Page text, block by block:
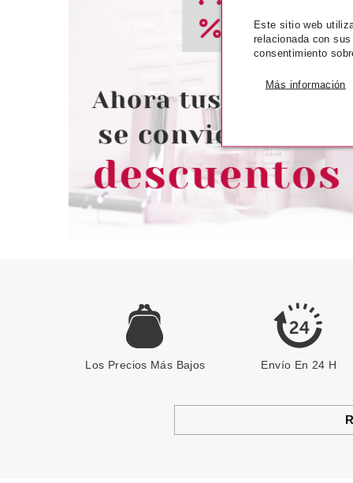
ASTOR ESMALTE UÑAS QUICK
Pvr 5.50€
0.95€
CATRICE IT'S
Los Precios Más Bajos Envío En 24 H
Este sitio web
relacionada con
consentimiento
Más información